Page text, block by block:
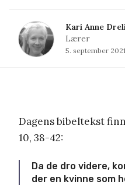
Kari Anne
Lærer
5. september 2021
Dagens bibeltekst
10, 38-42:
Da de dro videre,
der en kvinne som